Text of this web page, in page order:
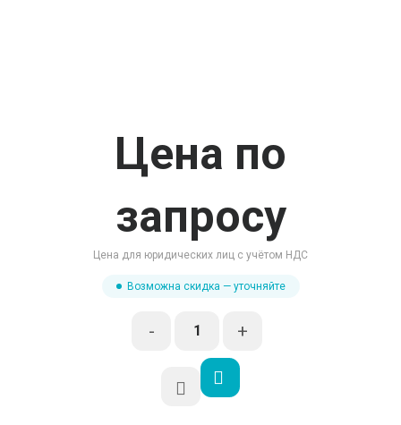
Цена по
запросу
Цена для юридических лиц с учётом НДС
Возможна скидка — уточняйте
- +